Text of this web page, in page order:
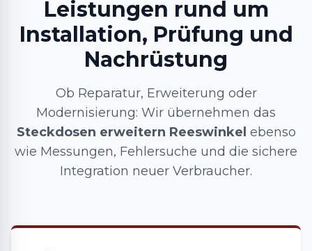
Leistungen rund um
Installation, Prüfung und
Nachrüstung
Ob Reparatur, Erweiterung oder
Modernisierung: Wir übernehmen das
Steckdosen erweitern Reeswinkel ebenso
wie Messungen, Fehlersuche und die sichere
Integration neuer Verbraucher.